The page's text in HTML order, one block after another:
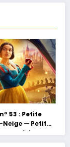
53 : Petite
Neige — Petit
héritage